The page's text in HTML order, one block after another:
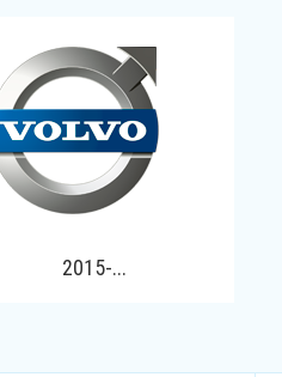
2015-...